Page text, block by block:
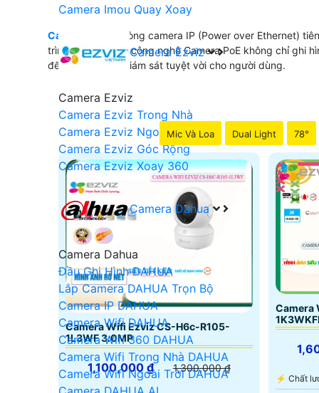
Camera Imou Quay Xoay
Camera Ezviz
Camera Ezviz
Camera Ezviz Trong Nhà
Camera Ezviz Ngoài Trời
Camera Ezviz Góc Rộng
Camera Ezviz Xoay 360
Camera Dahua
Camera Dahua
Đầu Ghi Hình DAHUA
Lắp Camera DAHUA Trọn Bộ
Camera IP DAHUA
Camera Wifi DAHUA
Camera Wifi 360 DAHUA
Camera Wifi Trong Nhà DAHUA
Camera Wifi Ngoài Trời DAHUA
'Camera PoE
là dòng camera IP (Power over Ethernet)
trình thi công. Với công nghệ Camera PoE không chỉ ghi
đến trải nghiệm giám sát tuyệt vời cho người dùng.
Mic Và Loa Dual Light 78°
Camera Wifi Ezviz CS-H6c-R105-
1L3WF 3.0MP
1,100,000 ₫ 1,300,000 ₫
Camera
️⚡ Chất